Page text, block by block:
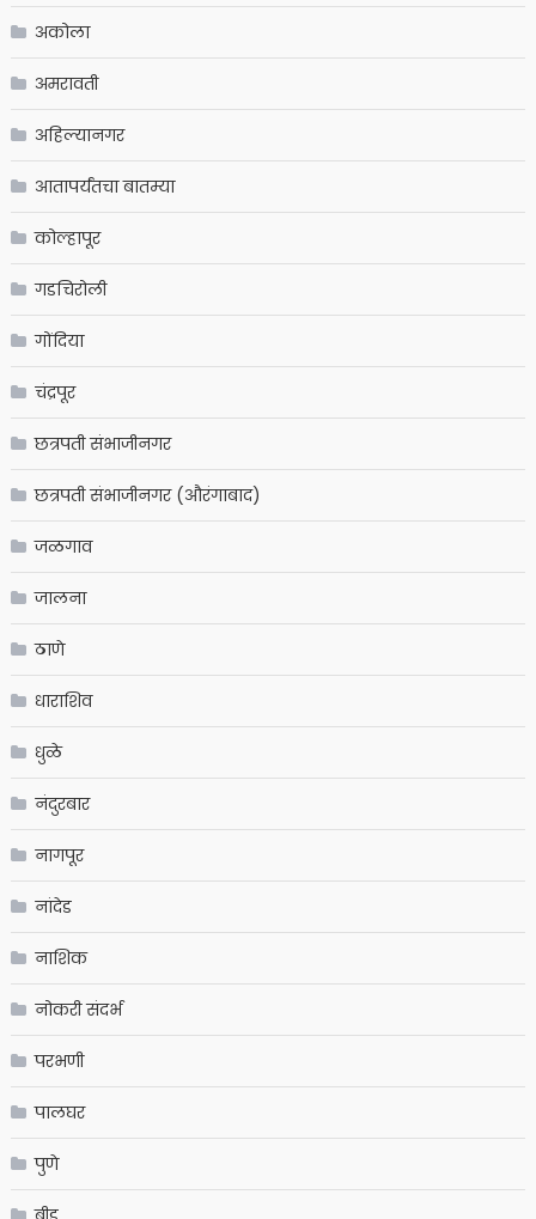
अकोला
अमरावती
अहिल्यानगर
आतापर्यंतचा बातम्या
कोल्हापूर
गडचिरोली
गोंदिया
चंद्रपूर
छत्रपती संभाजीनगर
छत्रपती संभाजीनगर (औरंगाबाद)
जळगाव
जालना
ठाणे
धाराशिव
धुळे
नंदुरबार
नागपूर
नांदेड
नाशिक
नोकरी संदर्भ
परभणी
पालघर
पुणे